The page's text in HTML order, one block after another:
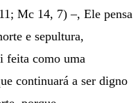
Mc 14, 7) –, Ele pensa
e sepultura,
feita como uma
continuará a ser digno